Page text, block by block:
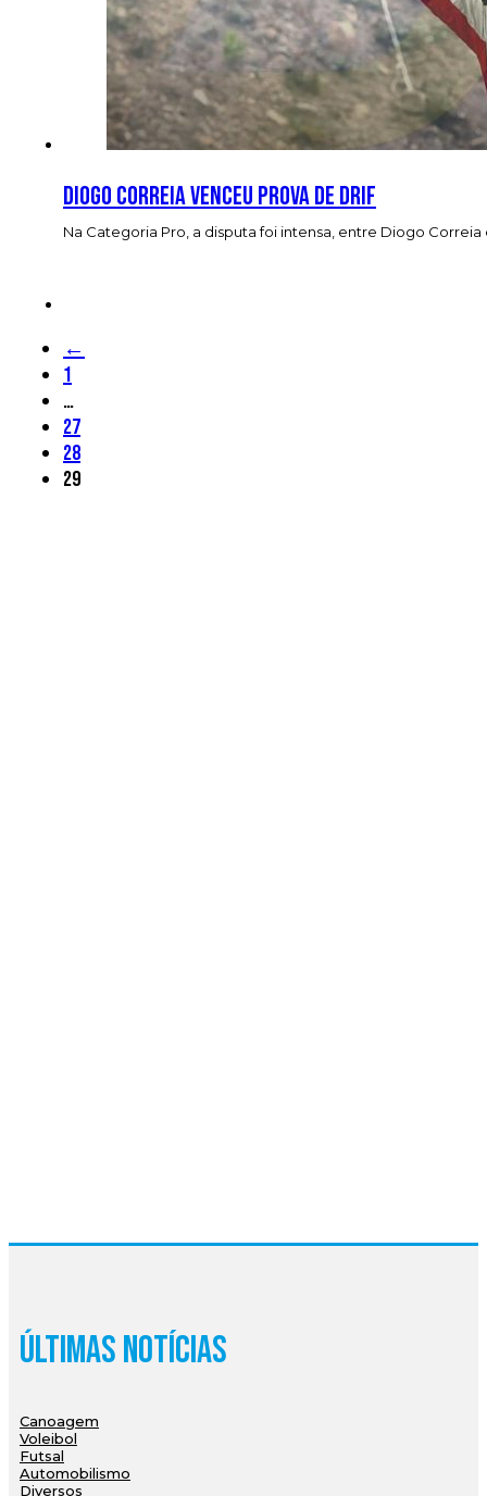
Diogo Correia venceu prova de Drif
Na Categoria Pro, a disputa foi intensa, entre Diogo
←
1
…
27
28
29
Últimas Notícias
Canoagem
Voleibol
Futsal
Automobilismo
Diversos